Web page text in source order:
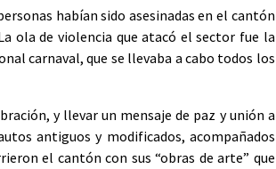
habían sido asesinadas en el cantón
ola de violencia que atacó el sector fue la
carnaval, que se llevaba a cabo todos los
y llevar un mensaje de paz y unión a
antiguos y modificados, acompañados
el cantón con sus “obras de arte” que